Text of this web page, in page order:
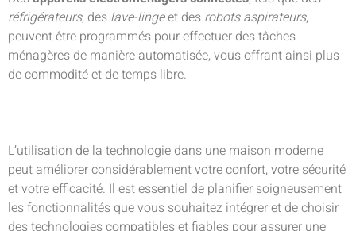
réfrigérateurs, des lave-lingeet des robots aspirateurs,
peuvent être programmés pour effectuer des tâches
ménagères de manière automatisée, vous offrant ainsi plus
de commodité et de temps libre.
L’utilisation de la technologie dans une maison moderne
peut améliorer considérablement votre confort, votre sécurité
et votre efficacité. Il est essentiel de planifier soigneusement
les fonctionnalités que vous souhaitez intégrer et de choisir
des technologies compatibles et fiables pour assurer une